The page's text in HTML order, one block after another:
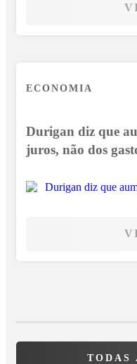
ECONOMIA
Durigan diz que
juros, não dos
TODAS